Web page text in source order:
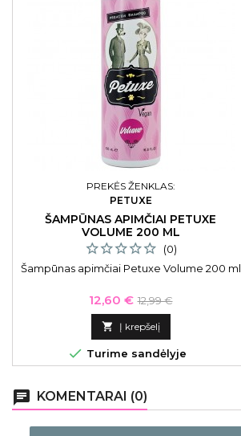
PREKĖS ŽENKLAS:
PETUXE
ŠAMPŪNAS APIMČIAI PETUXE
VOLUME 200 ML
(0)
Šampūnas apimčiai Petuxe Volume 200 ml
Kaina
12,60 € Bazinė
kaina
12,99 €
 Į krepšelį
 Turime sandėlyje
chat KOMENTARAI (0)